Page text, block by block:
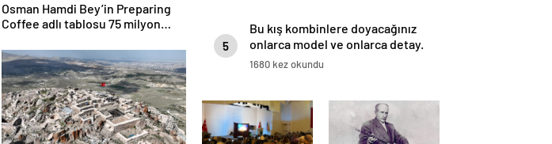
Osman Hamdi Bey’in Preparing
Coffee adlı tablosu 75 milyon
5
Bu kış kombinlere doyacağınız
onlarca model ve onlarca detay.
1680 kez okundu